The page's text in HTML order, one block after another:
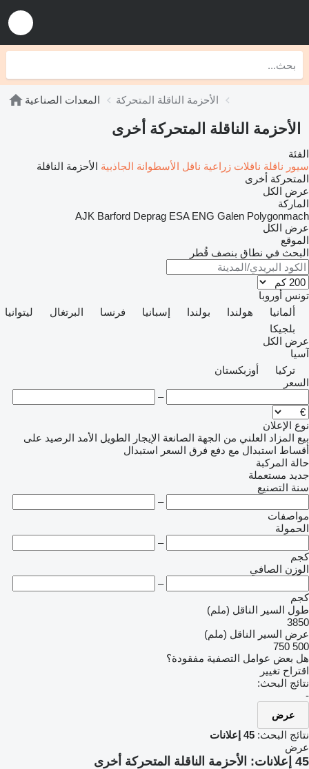
المعدات الصناعية الأحزمة الناقلة المتحركة
الأحزمة الناقلة المتحركة أخرى
الفئة
سيور ناقلة ناقلات زراعية ناقل الأسطوانة الجاذبية الأحزمة الناقلة
المتحركة أخرى
عرض الكل
الماركة
AJK Barford Deprag ESA ENG Galen Polygonmach
عرض الكل
الموقع
البحث في نطاق بنصف قُطر
تونس أوروبا
ألمانيا
هولندا بولندا إسبانيا فرنسا البرتغال
ليتوانيا
بلجيكا
عرض الكل
آسيا
تركيا
أوزبكستان
السعر
–
نوع الإعلان
بيع المزاد العلني من الجهة الصانعة الإيجار الطويل الأمد الرصيد على
أقساط استبدال مع دفع فرق السعر استبدال
حالة المركبة
جديد مستعملة
سنة التصنيع
–
مواصفات
الحمولة
–
كجم
الوزن الصافي
–
كجم
طول السير الناقل (ملم)
3850
عرض السير الناقل (ملم)
500
750
هل بعض عوامل التصفية مفقودة؟
اقتراح تغيير
نتائج البحث:
-
عرض
نتائج البحث: 45 إعلانات
عرض
45 إعلانات: الأحزمة الناقلة المتحركة أخرى